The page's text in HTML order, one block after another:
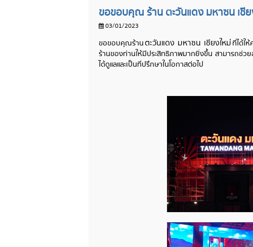
ขอขอบคุณ ร้าน ตะวันแดง มหาซน เชีย
03/01/2023
ขอขอบคุณร้านตะวันแดง มหาซน เชียงใหม่ที่ได้ใ
ร้านของท่านให้มีประสิทธิภาพมากยิ่งขึ้น สามารถช่ว
ได้ดูแลและเป็นที่ปรึกษาในโอกาสต่อไป